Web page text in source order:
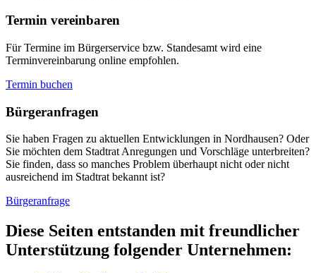
Termin vereinbaren
Für Termine im Bürgerservice bzw. Standesamt wird eine
Terminvereinbarung online empfohlen.
Termin buchen
Bürger­anfragen
Sie haben Fragen zu aktuellen Entwicklungen in Nordhausen? Oder
Sie möchten dem Stadtrat Anregungen und Vorschläge unterbreiten?
Sie finden, dass so manches Problem überhaupt nicht oder nicht
ausreichend im Stadtrat bekannt ist?
Bürgeranfrage
Diese Seiten entstanden mit freundlicher
Unterstützung folgender Unternehmen: